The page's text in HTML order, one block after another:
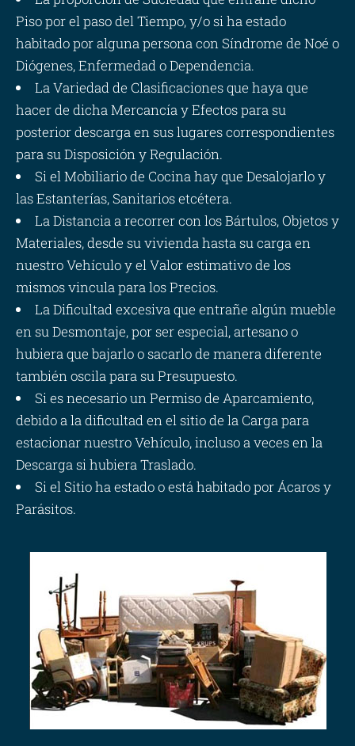
Piso por el paso del Tiempo, y/o si ha estado
habitado por alguna persona con Síndrome de Noé o
Diógenes, Enfermedad o Dependencia.
La Variedad de Clasificaciones que haya que
hacer de dicha Mercancía y Efectos para su
posterior descarga en sus lugares correspondientes
para su Disposición y Regulación.
Si el Mobiliario de Cocina hay que Desalojarlo y
las Estanterías, Sanitarios etcétera.
La Distancia a recorrer con los Bártulos, Objetos y
Materiales, desde su vivienda hasta su carga en
nuestro Vehículo y el Valor estimativo de los
mismos vincula para los Precios.
La Dificultad excesiva que entrañe algún mueble
en su Desmontaje, por ser especial, artesano o
hubiera que bajarlo o sacarlo de manera diferente
también oscila para su Presupuesto.
Si es necesario un Permiso de Aparcamiento,
debido a la dificultad en el sitio de la Carga para
estacionar nuestro Vehículo, incluso a veces en la
Descarga si hubiera Traslado.
Si el Sitio ha estado o está habitado por Ácaros y
Parásitos.